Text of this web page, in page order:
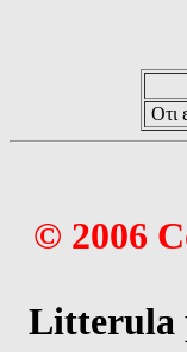
Οτι
© 2006
Litterula